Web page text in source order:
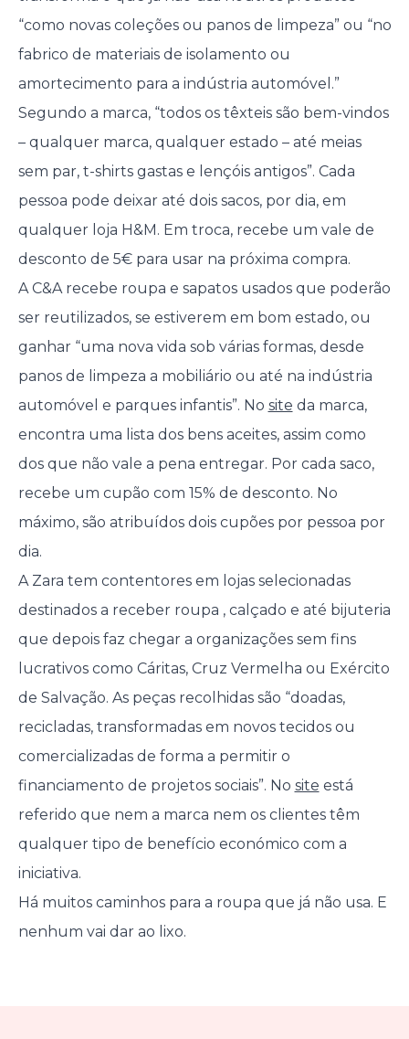
“como novas coleções ou panos de limpeza” ou “no
fabrico de materiais de isolamento ou
amortecimento para a indústria automóvel.”
Segundo a marca, “todos os têxteis são bem-vindos
– qualquer marca, qualquer estado – até meias
sem par, t-shirts gastas e lençóis antigos”. Cada
pessoa pode deixar até dois sacos, por dia, em
qualquer loja H&M. Em troca, recebe um vale de
desconto de 5€ para usar na próxima compra.
A C&A recebe roupa e sapatos usados que poderão
ser reutilizados, se estiverem em bom estado, ou
ganhar “uma nova vida sob várias formas, desde
panos de limpeza a mobiliário ou até na indústria
automóvel e parques infantis”. No site da marca,
encontra uma lista dos bens aceites, assim como
dos que não vale a pena entregar. Por cada saco,
recebe um cupão com 15% de desconto. No
máximo, são atribuídos dois cupões por pessoa por
dia.
A Zara tem contentores em lojas selecionadas
destinados a receber roupa , calçado e até bijuteria
que depois faz chegar a organizações sem fins
lucrativos como Cáritas, Cruz Vermelha ou Exército
de Salvação. As peças recolhidas são “doadas,
recicladas, transformadas em novos tecidos ou
comercializadas de forma a permitir o
financiamento de projetos sociais”. No site está
referido que nem a marca nem os clientes têm
qualquer tipo de benefício económico com a
iniciativa.
Há muitos caminhos para a roupa que já não usa. E
nenhum vai dar ao lixo.